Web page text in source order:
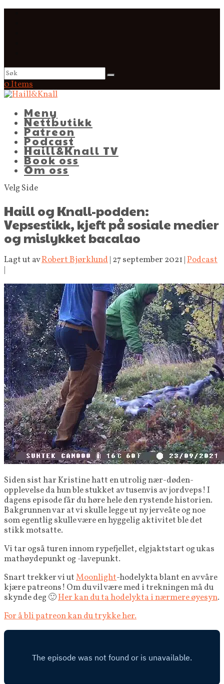
0 Items
Meny
Nettbutikk
Patreon
Podcast
Haill&Knall TV
Book oss
Om oss
Velg Side
Haill og Knall-podden:
Vepsestikk, kjeft på sosiale medier
og mislykket bacalao
Lagt ut avRobert Bjørklund | 27 september 2021 |Podcast
|
Siden sist har Kristine hatt en utrolig nær-døden-
opplevelse da hun ble stukket av tusenvis av jordveps! I
dagens episode får du høre hele den rystende historien.
Bakgrunnen var at vi skulle legge ut ny jerveåte og noe
som egentlig skulle være en hyggelig aktivitet ble det
stikk motsatte.
Vi tar også turen innom rypefjellet, elgjaktstart og ukas
mathøydepunkt og -lavepunkt.
Snart trekker vi utMoonlight-hodelykta blant en av våre
kjære patreons! Om du vil være med i trekningen må du
skynde deg 🙂Her kan du ta hodelykta i nærmere øyesyn.
For å bli patreon kan du trykke her.